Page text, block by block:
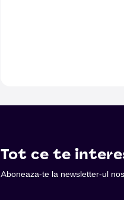
Tot ce te
Aboneaza-te la newsletter-ul